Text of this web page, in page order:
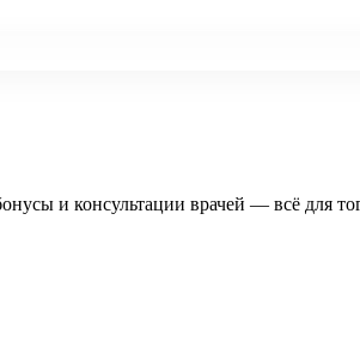
и консультации врачей — всё для